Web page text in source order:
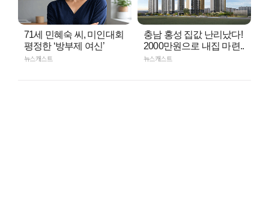
71세 민혜숙 씨, 미인대회
평정한 ‘방부제 여신’
뉴스캐스트
충남 홍성 집값 난리났다!
2000만원으로 내집 마련..
뉴스캐스트